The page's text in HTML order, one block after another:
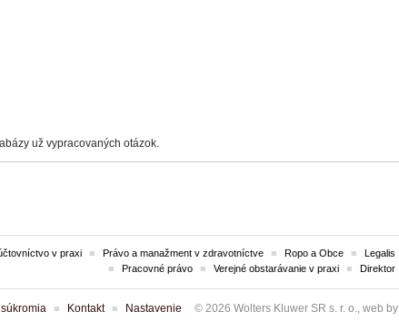
už vypracovaných otázok.
v praxi Právo a manažment v zdravotníctve Ropo a Obce
Legalis
Pracovné právo
Verejné obstarávanie v praxi Direktor
Kontakt
Nastavenie
© 2026 Wolters Kluwer SR s. r. o., web by